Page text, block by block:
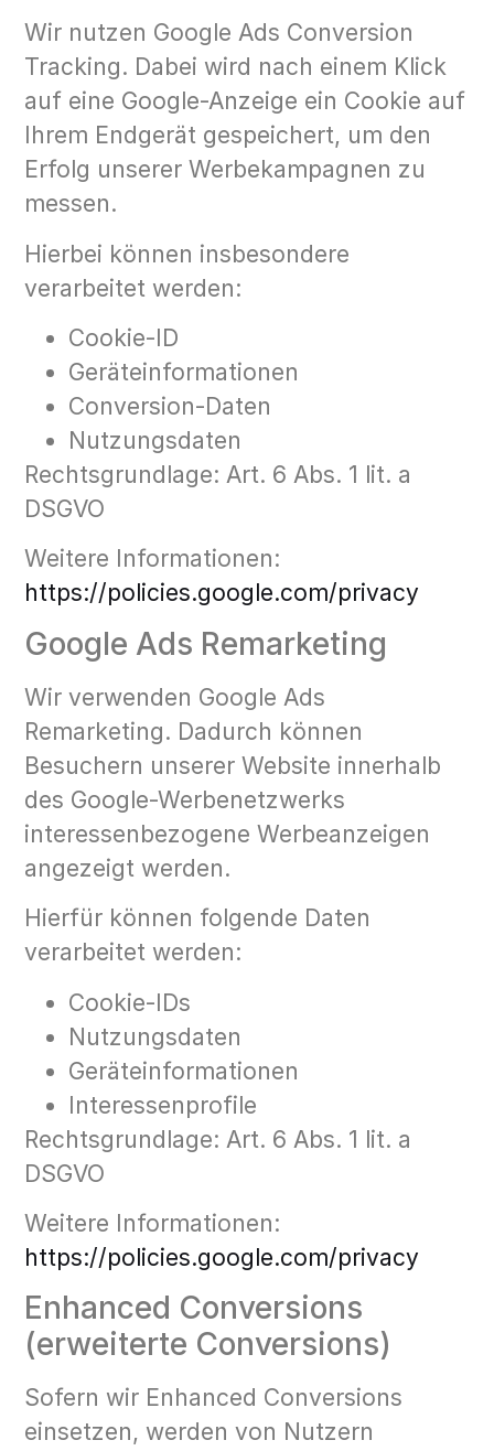
Wir nutzen Google Ads Conversion
Tracking. Dabei wird nach einem Klick
auf eine Google-Anzeige ein Cookie auf
Ihrem Endgerät gespeichert, um den
Erfolg unserer Werbekampagnen zu
messen.
Hierbei können insbesondere
verarbeitet werden:
Cookie-ID
Geräteinformationen
Conversion-Daten
Nutzungsdaten
Rechtsgrundlage: Art. 6 Abs. 1 lit. a
DSGVO
Weitere Informationen:
https://policies.google.com/privacy
Google Ads Remarketing
Wir verwenden Google Ads
Remarketing. Dadurch können
Besuchern unserer Website innerhalb
des Google-Werbenetzwerks
interessenbezogene Werbeanzeigen
angezeigt werden.
Hierfür können folgende Daten
verarbeitet werden:
Cookie-IDs
Nutzungsdaten
Geräteinformationen
Interessenprofile
Rechtsgrundlage: Art. 6 Abs. 1 lit. a
DSGVO
Weitere Informationen:
https://policies.google.com/privacy
Enhanced Conversions
(erweiterte Conversions)
Sofern wir Enhanced Conversions
einsetzen, werden von Nutzern